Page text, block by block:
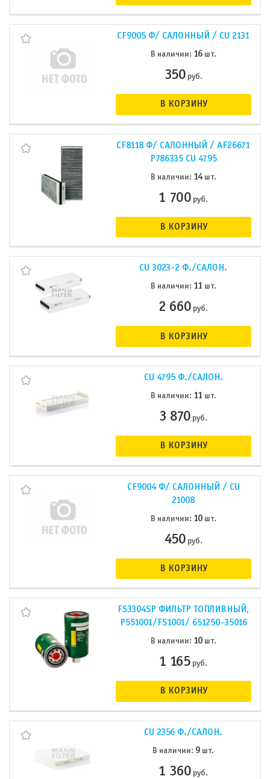
CF9005 Ф/ САЛОННЫЙ / CU 2131
В наличии: 16шт.
350руб.
В КОРЗИНУ
CF8118 Ф/ САЛОННЫЙ / AF26671
P786335 CU 4795
В наличии: 14шт.
1 700 руб.
В КОРЗИНУ
CU 3023-2 Ф./САЛОН.
В наличии: 11 шт.
2 660 руб.
В КОРЗИНУ
CU 4795 Ф./САЛОН.
В наличии: 11 шт.
3 870 руб.
В КОРЗИНУ
CF9004 Ф/ САЛОННЫЙ / CU
21008
В наличии: 10шт.
450руб.
В КОРЗИНУ
FS3304SP ФИЛЬТР ТОПЛИВНЫЙ,
P551001/FS1001/ 651250-35016
В наличии: 10шт.
1 165 руб.
В КОРЗИНУ
CU 2356 Ф./САЛОН.
В наличии: 9 шт.
1 360 руб.